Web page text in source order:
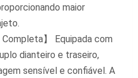
maior
】 Equipada com
dianteiro e traseiro,
sensível e confiável. A